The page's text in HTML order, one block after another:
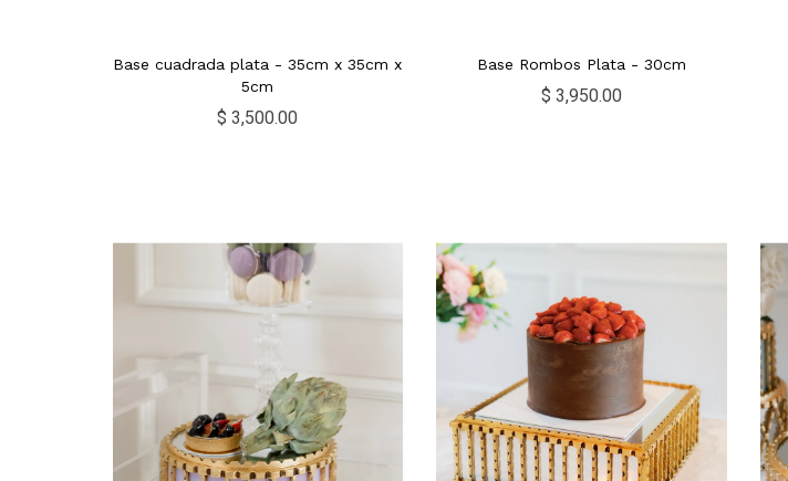
Base cuadrada plata - 35cm x 35cm x
5cm
$ 3,500.00
Base Rombos Plata - 30cm
$ 3,950.00